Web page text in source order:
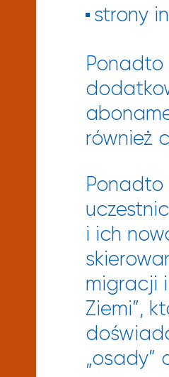
strony
Ponadto
również
Ponadto
i ich
migracji
Ziemi”,
„osady”